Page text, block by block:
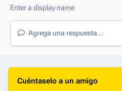
Agrega una respuesta...
Cuéntaselo a un amigo